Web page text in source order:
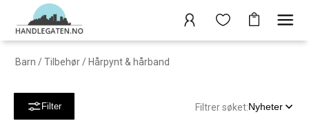
Barn /Tilbehør / Hårpynt & hårband
Filter Filtrer søket:Nyheter